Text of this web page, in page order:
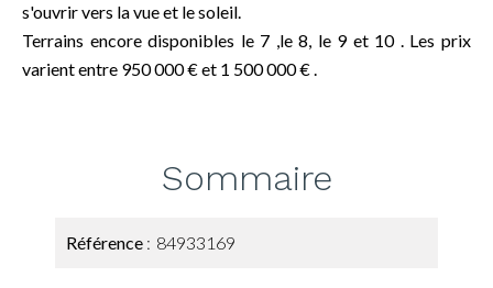
s'ouvrir vers la vue et le soleil.
Terrains encore disponibles le 7 ,le 8, le 9 et 10 . Les prix
varient entre 950 000 € et 1 500 000 € .
Sommaire
Référence 84933169